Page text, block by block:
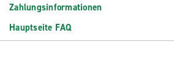
Zahlungsinformationen
Hauptseite FAQ